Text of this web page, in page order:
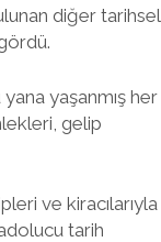
diğer tarihsel
yaşanmış her
gelip
ve kiracılarıyla
tarih